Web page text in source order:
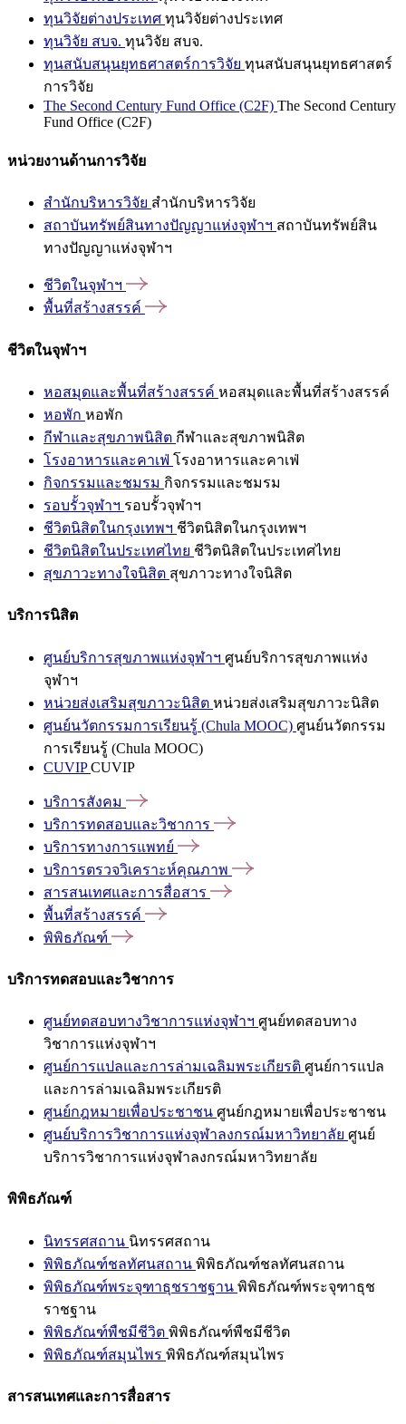
ทุนวิจัยต่างประเทศ ทุนวิจัยต่างประเทศ
ทุนวิจัย สบจ. ทุนวิจัย สบจ.
ทุนสนับสนุนยุทธศาสตร์การวิจัย ทุนสนับสนุนยุทธศาสตร์
การวิจัย
The Second Century Fund Office (C2F) The Second Century
Fund Office (C2F)
หน่วยงานด้านการวิจัย
สำนักบริหารวิจัย สำนักบริหารวิจัย
สถาบันทรัพย์สินทางปัญญาแห่งจุฬาฯ สถาบันทรัพย์สิน
ทางปัญญาแห่งจุฬาฯ
ชีวิตในจุฬาฯ
พื้นที่สร้างสรรค์
ชีวิตในจุฬาฯ
หอสมุดและพื้นที่สร้างสรรค์ หอสมุดและพื้นที่สร้างสรรค์
หอพัก หอพัก
กีฬาและสุขภาพนิสิต กีฬาและสุขภาพนิสิต
โรงอาหารและคาเฟ่ โรงอาหารและคาเฟ่
กิจกรรมและชมรม กิจกรรมและชมรม
รอบรั้วจุฬาฯ รอบรั้วจุฬาฯ
ชีวิตนิสิตในกรุงเทพฯ ชีวิตนิสิตในกรุงเทพฯ
ชีวิตนิสิตในประเทศไทย ชีวิตนิสิตในประเทศไทย
สุขภาวะทางใจนิสิต สุขภาวะทางใจนิสิต
บริการนิสิต
ศูนย์บริการสุขภาพแห่งจุฬาฯ ศูนย์บริการสุขภาพแห่ง
จุฬาฯ
หน่วยส่งเสริมสุขภาวะนิสิต หน่วยส่งเสริมสุขภาวะนิสิต
ศูนย์นวัตกรรมการเรียนรู้ (Chula MOOC) ศูนย์นวัตกรรม
การเรียนรู้ (Chula MOOC)
CUVIPCUVIP
บริการสังคม
บริการทดสอบและวิชาการ
บริการทางการแพทย์
บริการตรวจวิเคราะห์คุณภาพ
สารสนเทศและการสื่อสาร
พื้นที่สร้างสรรค์
พิพิธภัณฑ์
บริการทดสอบและวิชาการ
ศูนย์ทดสอบทางวิชาการแห่งจุฬาฯ ศูนย์ทดสอบทาง
วิชาการแห่งจุฬาฯ
ศูนย์การแปลและการล่ามเฉลิมพระเกียรติ ศูนย์การแปล
และการล่ามเฉลิมพระเกียรติ
ศูนย์กฎหมายเพื่อประชาชน ศูนย์กฎหมายเพื่อประชาชน
ศูนย์บริการวิชาการแห่งจุฬาลงกรณ์มหาวิทยาลัย ศูนย์
บริการวิชาการแห่งจุฬาลงกรณ์มหาวิทยาลัย
พิพิธภัณฑ์
นิทรรศสถาน นิทรรศสถาน
พิพิธภัณฑ์ชลทัศนสถาน พิพิธภัณฑ์ชลทัศนสถาน
พิพิธภัณฑ์พระจุฑาธุชราชฐาน พิพิธภัณฑ์พระจุฑาธุช
ราชฐาน
พิพิธภัณฑ์พืชมีชีวิต พิพิธภัณฑ์พืชมีชีวิต
พิพิธภัณฑ์สมุนไพร พิพิธภัณฑ์สมุนไพร
สารสนเทศและการสื่อสาร